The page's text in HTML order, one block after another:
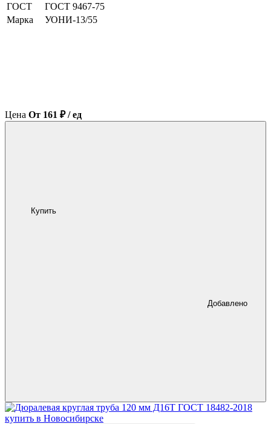
ГОСТ
ГОСТ 9467-75
Марка
УОНИ-13/55
Цена От 161 ₽ / ед
Купить
Добавлено